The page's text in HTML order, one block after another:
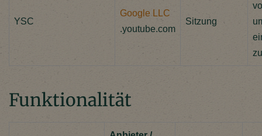
YSC
Google LLC
.youtube.com
Sitzung
Funktionalität